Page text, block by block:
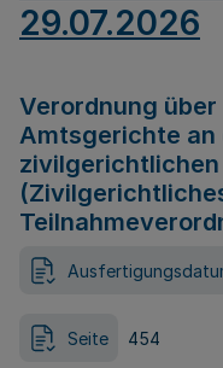
29.07.2026
Verordnung über
Amtsgerichte an
Seite 454